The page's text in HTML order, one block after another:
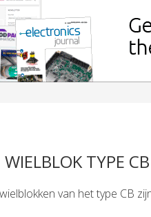
TYPE CB
van het type CB